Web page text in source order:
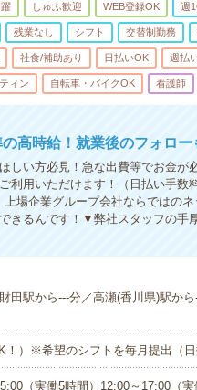
しゅふ歓迎 WEB登録OK 週
残業なし シフト 交替制勤務
社食/補助あり 日払いOK 週払
ィン 自転車・バイクOK 看護師
高時給！就業後のフォロー
しい方必見！急な出費等でお金が
利用いただけます！（日払い手数
企業グループ会社ならではのネ
きるんです！▼弊社スタッフの手
田駅から---分／高瀬(香川県)駅か
！）※希望のシフトを毎月提出（日
（実働5時間）12:00～17:00（実